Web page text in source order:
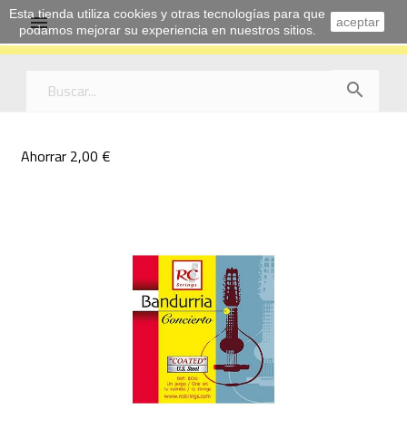


Ahorrar 2,00 €
Esta tienda utiliza cookies y otras tecnologías para que
podamos mejorar su experiencia en nuestros sitios.
aceptar